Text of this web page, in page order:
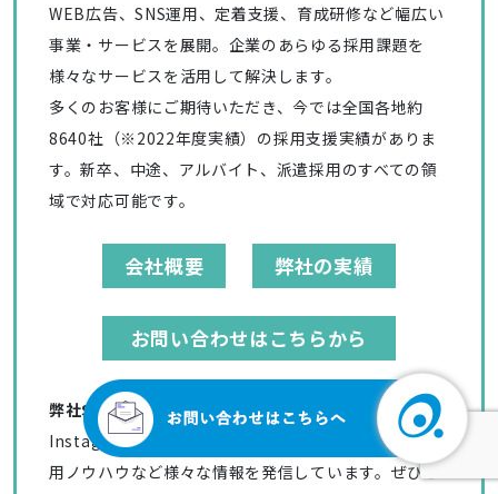
WEB広告、SNS運用、定着支援、育成研修など幅広い
事業・サービスを展開。企業のあらゆる採用課題を
様々なサービスを活用して解決します。
多くのお客様にご期待いただき、今では全国各地約
8640社（※2022年度実績）の採用支援実績がありま
す。新卒、中途、アルバイト、派遣採用のすべての領
域で対応可能です。
会社概要 弊社の実績
お問い合わせはこちらから
弊社SNSアカウントのご紹介
Instagram・Facebook・Twitter・Linkedinにて採
用ノウハウなど様々な情報を発信しています。ぜひご